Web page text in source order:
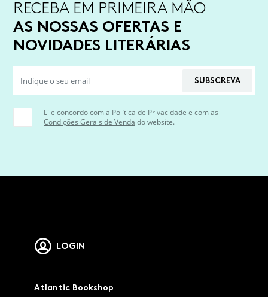
RECEBA EM PRIMEIRA MÃO
AS NOSSAS OFERTAS E
NOVIDADES LITERÁRIAS
SUBSCREVA
Li e concordo com a Política de Privacidade e com as
Condições Gerais de Venda do website.
LOGIN
Atlantic Bookshop